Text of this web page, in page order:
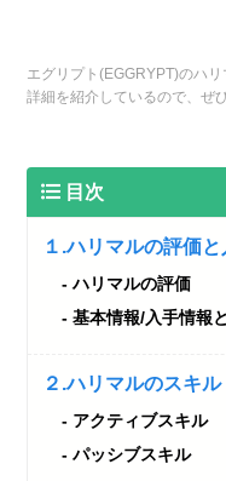
エグリプト(EGGRYPT)のハ
詳細を紹介しているので、ぜ
目次
１.ハリマルの評価
ハリマルの評価
基本情報/入手情報
２.ハリマルのスキル
アクティブスキル
パッシブスキル